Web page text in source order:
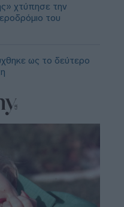
χτύπησε την
του
ως το δεύτερο